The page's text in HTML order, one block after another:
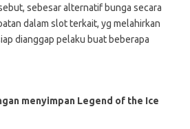
sebesar alternatif bunga secara
dalam slot terkait, yg melahirkan
dianggap pelaku buat beberapa
menyimpan Legend of the Ice